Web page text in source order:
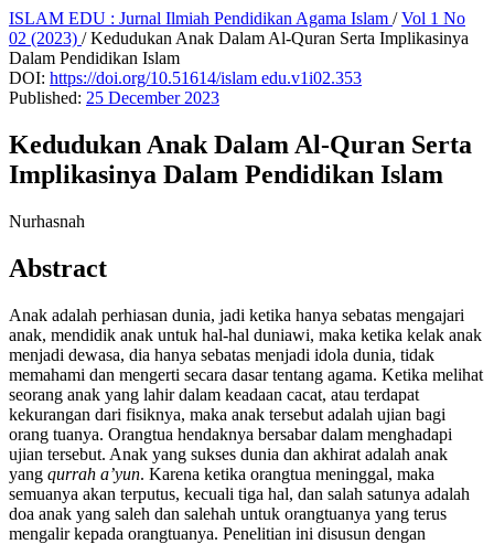
ISLAM EDU : Jurnal Ilmiah Pendidikan Agama Islam / Vol 1 No
02 (2023) / Kedudukan Anak Dalam Al-Quran Serta Implikasinya
Dalam Pendidikan Islam
DOI: https://doi.org/10.51614/islam edu.v1i02.353
Published: 25 December 2023
Kedudukan Anak Dalam Al-Quran Serta
Implikasinya Dalam Pendidikan Islam
Nurhasnah
Abstract
Anak adalah perhiasan dunia, jadi ketika hanya sebatas mengajari
anak, mendidik anak untuk hal-hal duniawi, maka ketika kelak anak
menjadi dewasa, dia hanya sebatas menjadi idola dunia, tidak
memahami dan mengerti secara dasar tentang agama. Ketika melihat
seorang anak yang lahir dalam keadaan cacat, atau terdapat
kekurangan dari fisiknya, maka anak tersebut adalah ujian bagi
orang tuanya. Orangtua hendaknya bersabar dalam menghadapi
ujian tersebut. Anak yang sukses dunia dan akhirat adalah anak
yang qurrah a’yun. Karena ketika orangtua meninggal, maka
semuanya akan terputus, kecuali tiga hal, dan salah satunya adalah
doa anak yang saleh dan salehah untuk orangtuanya yang terus
mengalir kepada orangtuanya. Penelitian ini disusun dengan